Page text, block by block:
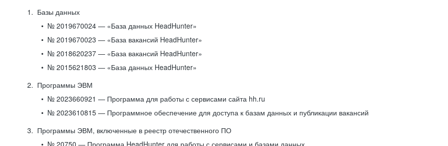
Базы данных
№ 2019670024 — «База данных HeadHunter»
№ 2019670023 — «База вакансий HeadHunter»
№ 2018620237 — «База вакансий HeadHunter»
№ 2015621803 — «База данных HeadHunter»
Программы ЭВМ
№ 2023660921 — Программа для работы с сервисами сайта hh.ru
№ 2023610815 — Программное обеспечение для доступа к базам данных и публикации вакансий
Программы ЭВМ, включенные в реестр отечественного ПО
№ 20750 — Программа HeadHunter для работы с сервисами и базами данных